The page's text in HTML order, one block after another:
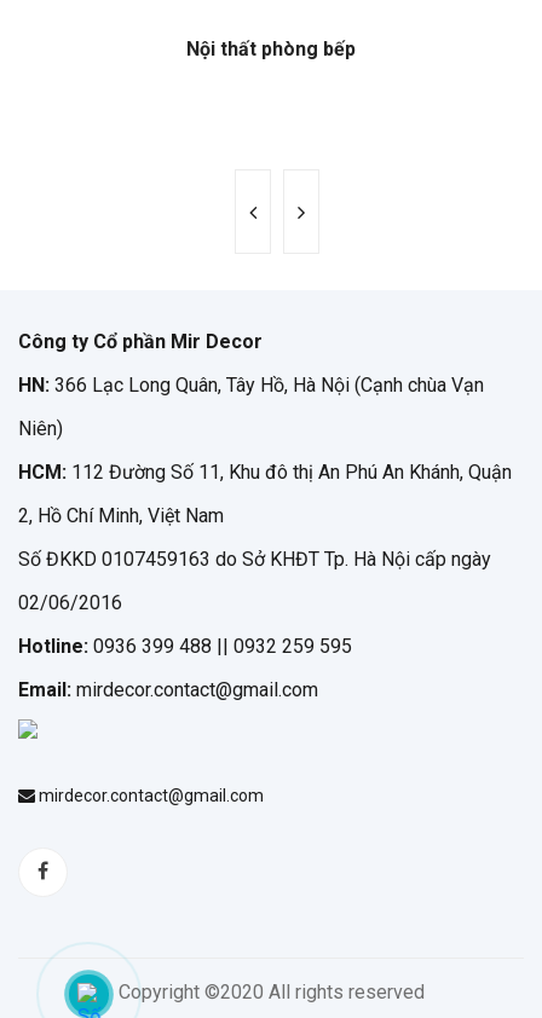
Nội thất phòng bếp
Công ty Cổ phần Mir Decor
HN: 366 Lạc Long Quân, Tây Hồ, Hà Nội (Cạnh chùa Vạn
Niên)
HCM: 112 Đường Số 11, Khu đô thị An Phú An Khánh, Quận
2, Hồ Chí Minh, Việt Nam
Số ĐKKD 0107459163 do Sở KHĐT Tp. Hà Nội cấp ngày
02/06/2016
Hotline: 0936 399 488 || 0932 259 595
Email: mirdecor.contact@gmail.com
mirdecor.contact@gmail.com
Copyright ©2020 All rights reserved